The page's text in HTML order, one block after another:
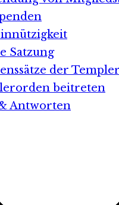
Satzung
der Templer
beitreten
Antworten